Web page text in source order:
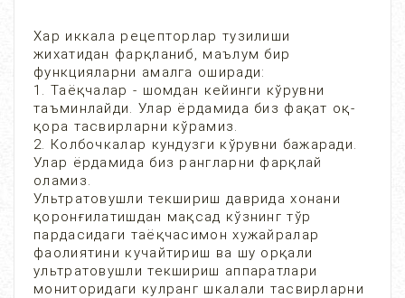
Хар иккала рецепторлар тузилиши
жихатидан фарқланиб, маълум бир
функцияларни амалга оширади:
1. Таёқчалар - шомдан кейинги кўрувни
таъминлайди. Улар ёрдамида биз фақат оқ-
қора тасвирларни кўрамиз.
2. Колбочкалар кундузги кўрувни бажаради.
Улар ёрдамида биз рангларни фарқлай
оламиз.
Ультратовушли текшириш даврида хонани
қоронғилатишдан мақсад кўзнинг тўр
пардасидаги таёқчасимон хужайралар
фаолиятини кучайтириш ва шу орқали
ультратовушли текшириш аппаратлари
мониторидаги кулранг шкалали тасвирларни